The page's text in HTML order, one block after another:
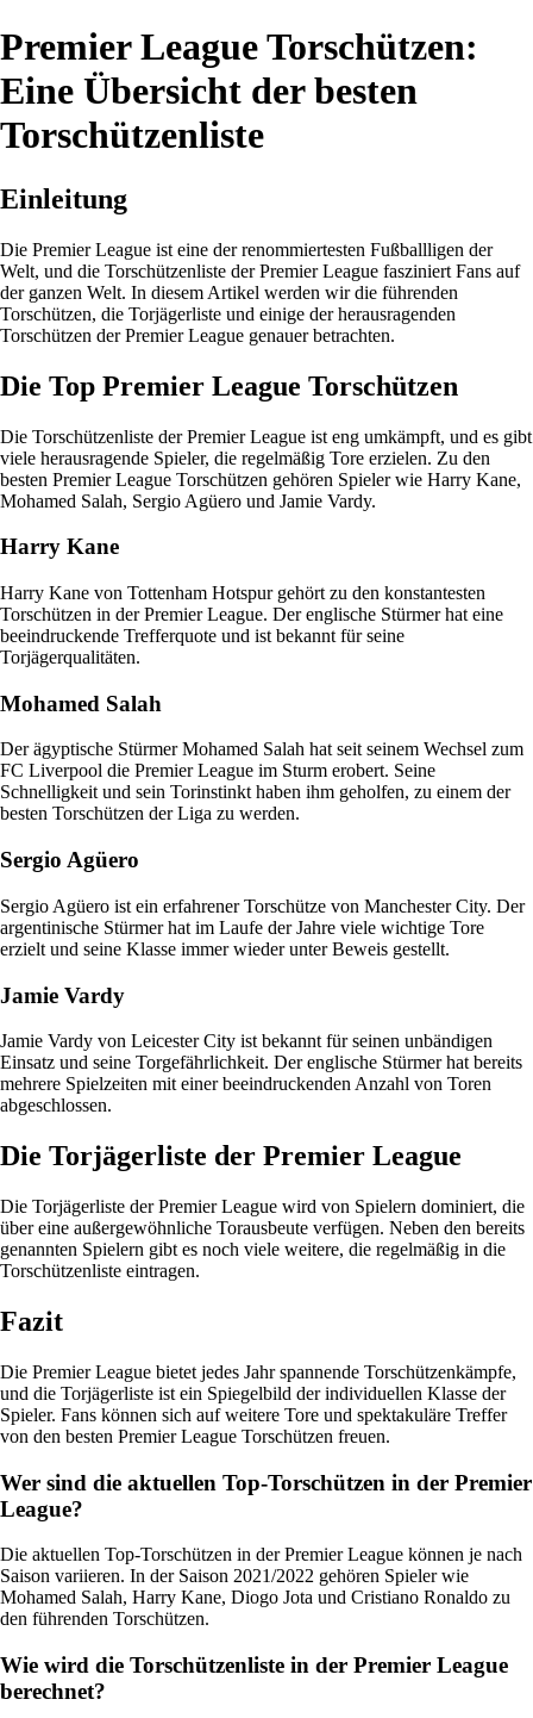
Premier League Torschützen:
Eine Übersicht der besten
Torschützenliste
Einleitung
Die Premier League ist eine der renommiertesten Fußballligen der
Welt, und die Torschützenliste der Premier League fasziniert Fans auf
der ganzen Welt. In diesem Artikel werden wir die führenden
Torschützen, die Torjägerliste und einige der herausragenden
Torschützen der Premier League genauer betrachten.
Die Top Premier League Torschützen
Die Torschützenliste der Premier League ist eng umkämpft, und es gibt
viele herausragende Spieler, die regelmäßig Tore erzielen. Zu den
besten Premier League Torschützen gehören Spieler wie Harry Kane,
Mohamed Salah, Sergio Agüero und Jamie Vardy.
Harry Kane
Harry Kane von Tottenham Hotspur gehört zu den konstantesten
Torschützen in der Premier League. Der englische Stürmer hat eine
beeindruckende Trefferquote und ist bekannt für seine
Torjägerqualitäten.
Mohamed Salah
Der ägyptische Stürmer Mohamed Salah hat seit seinem Wechsel zum
FC Liverpool die Premier League im Sturm erobert. Seine
Schnelligkeit und sein Torinstinkt haben ihm geholfen, zu einem der
besten Torschützen der Liga zu werden.
Sergio Agüero
Sergio Agüero ist ein erfahrener Torschütze von Manchester City. Der
argentinische Stürmer hat im Laufe der Jahre viele wichtige Tore
erzielt und seine Klasse immer wieder unter Beweis gestellt.
Jamie Vardy
Jamie Vardy von Leicester City ist bekannt für seinen unbändigen
Einsatz und seine Torgefährlichkeit. Der englische Stürmer hat bereits
mehrere Spielzeiten mit einer beeindruckenden Anzahl von Toren
abgeschlossen.
Die Torjägerliste der Premier League
Die Torjägerliste der Premier League wird von Spielern dominiert, die
über eine außergewöhnliche Torausbeute verfügen. Neben den bereits
genannten Spielern gibt es noch viele weitere, die regelmäßig in die
Torschützenliste eintragen.
Fazit
Die Premier League bietet jedes Jahr spannende Torschützenkämpfe,
und die Torjägerliste ist ein Spiegelbild der individuellen Klasse der
Spieler. Fans können sich auf weitere Tore und spektakuläre Treffer
von den besten Premier League Torschützen freuen.
Wer sind die aktuellen Top-Torschützen in der Premier
League?
Die aktuellen Top-Torschützen in der Premier League können je nach
Saison variieren. In der Saison 2021/2022 gehören Spieler wie
Mohamed Salah, Harry Kane, Diogo Jota und Cristiano Ronaldo zu
den führenden Torschützen.
Wie wird die Torschützenliste in der Premier League
berechnet?